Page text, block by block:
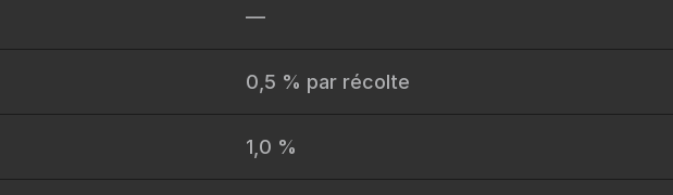
—
0,5 % par récolte
1,0 %